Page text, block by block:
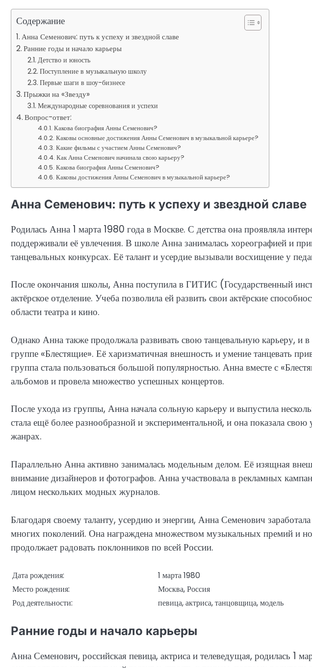
Содержание
Анна Семенович: путь к успеху и звездной славе
Ранние годы и начало карьеры
Детство и юность
Поступление в музыкальную школу
Первые шаги в шоу-бизнесе
Прыжки на «Звезду»
Международные соревнования и успехи
Вопрос-ответ:
Какова биография Анны Семенович?
Каковы основные достижения Анны Семенович в музыкальной карьере?
Какие фильмы с участием Анны Семенович?
Как Анна Семенович начинала свою карьеру?
Какова биография Анны Семенович?
Каковы достижения Анны Семенович в музыкальной карьере?
Анна Семенович: путь к успеху и звездной славе
Родилась Анна 1 марта 1980 года в Москве. С детства она проявляла
поддерживали её увлечения. В школе Анна занималась хореографией и
танцевальных конкурсах. Её талант и усердие вызывали восхищение у
После окончания школы, Анна поступила в ГИТИС (Государственный
актёрское отделение. Учеба позволила ей развить свои актёрские
области театра и кино.
Однако Анна также продолжала развивать свою танцевальную карьеру, и
группе «Блестящие». Её харизматичная внешность и умение танцевать
группа стала пользоваться большой популярностью. Анна вместе с
альбомов и провела множество успешных концертов.
После ухода из группы, Анна начала сольную карьеру и выпустила
стала ещё более разнообразной и экспериментальной, и она показала свою
жанрах.
Параллельно Анна активно занималась модельным делом. Её изящная
внимание дизайнеров и фотографов. Анна участвовала в рекламных
лицом нескольких модных журналов.
Благодаря своему таланту, усердию и энергии, Анна Семенович
многих поколений. Она награждена множеством музыкальных премий и
продолжает радовать поклонников по всей России.
Дата рождения:
1 марта 1980
Место рождения:
Москва, Россия
Род деятельности:
певица, актриса, танцовщица, модель
Ранние годы и начало карьеры
Анна Семенович, российская певица, актриса и телеведущая, родилась 1